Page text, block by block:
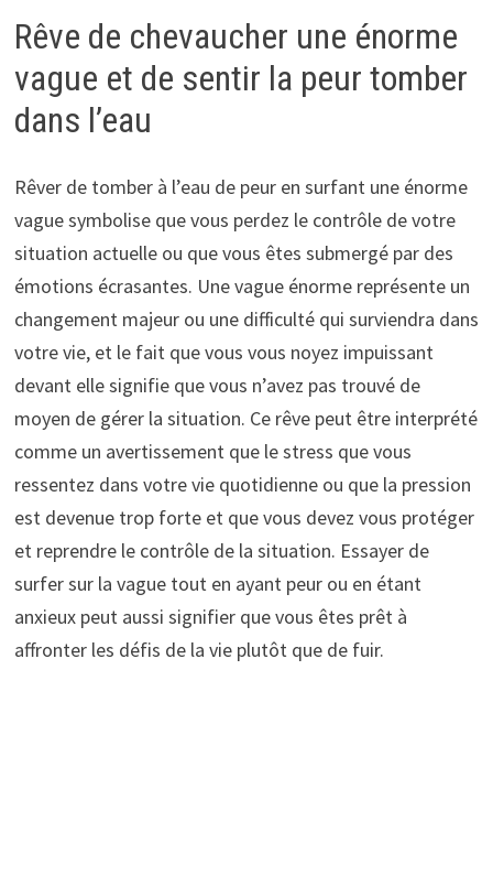
Rêve de chevaucher une énorme
vague et de sentir la peur tomber
dans l’eau
Rêver de tomber à l’eau de peur en surfant une énorme
vague symbolise que vous perdez le contrôle de votre
situation actuelle ou que vous êtes submergé par des
émotions écrasantes. Une vague énorme représente un
changement majeur ou une difficulté qui surviendra dans
votre vie, et le fait que vous vous noyez impuissant
devant elle signifie que vous n’avez pas trouvé de
moyen de gérer la situation. Ce rêve peut être interprété
comme un avertissement que le stress que vous
ressentez dans votre vie quotidienne ou que la pression
est devenue trop forte et que vous devez vous protéger
et reprendre le contrôle de la situation. Essayer de
surfer sur la vague tout en ayant peur ou en étant
anxieux peut aussi signifier que vous êtes prêt à
affronter les défis de la vie plutôt que de fuir.